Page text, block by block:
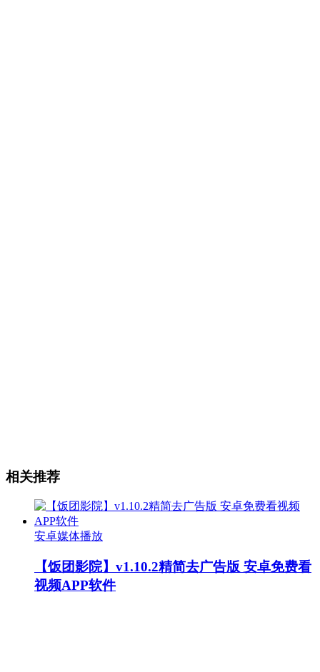
相关推荐
安卓媒体播放
【饭团影院】v1.10.2精简去广告版 安卓免费看
视频APP软件